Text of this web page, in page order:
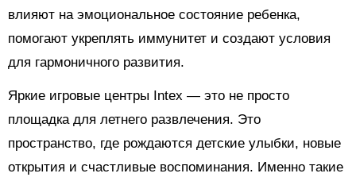
влияют на эмоциональное состояние ребенка,
помогают укреплять иммунитет и создают условия
для гармоничного развития.
Яркие игровые центры Intex — это не просто
площадка для летнего развлечения. Это
пространство, где рождаются детские улыбки, новые
открытия и счастливые воспоминания. Именно такие